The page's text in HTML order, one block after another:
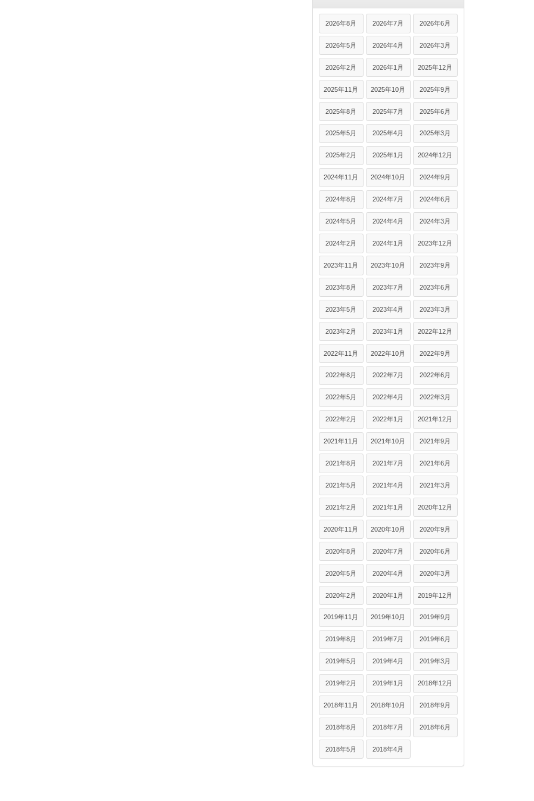
2026年8月 2026年7月 2026年6月
2026年5月 2026年4月 2026年3月
2026年2月 2026年1月 2025年12月
2025年11月 2025年10月 2025年9月
2025年8月 2025年7月 2025年6月
2025年5月 2025年4月 2025年3月
2025年2月 2025年1月 2024年12月
2024年11月 2024年10月 2024年9月
2024年8月 2024年7月 2024年6月
2024年5月 2024年4月 2024年3月
2024年2月 2024年1月 2023年12月
2023年11月 2023年10月 2023年9月
2023年8月 2023年7月 2023年6月
2023年5月 2023年4月 2023年3月
2023年2月 2023年1月 2022年12月
2022年11月 2022年10月 2022年9月
2022年8月 2022年7月 2022年6月
2022年5月 2022年4月 2022年3月
2022年2月 2022年1月 2021年12月
2021年11月 2021年10月 2021年9月
2021年8月 2021年7月 2021年6月
2021年5月 2021年4月 2021年3月
2021年2月 2021年1月 2020年12月
2020年11月 2020年10月 2020年9月
2020年8月 2020年7月 2020年6月
2020年5月 2020年4月 2020年3月
2020年2月 2020年1月 2019年12月
2019年11月 2019年10月 2019年9月
2019年8月 2019年7月 2019年6月
2019年5月 2019年4月 2019年3月
2019年2月 2019年1月 2018年12月
2018年11月 2018年10月 2018年9月
2018年8月 2018年7月 2018年6月
2018年5月 2018年4月